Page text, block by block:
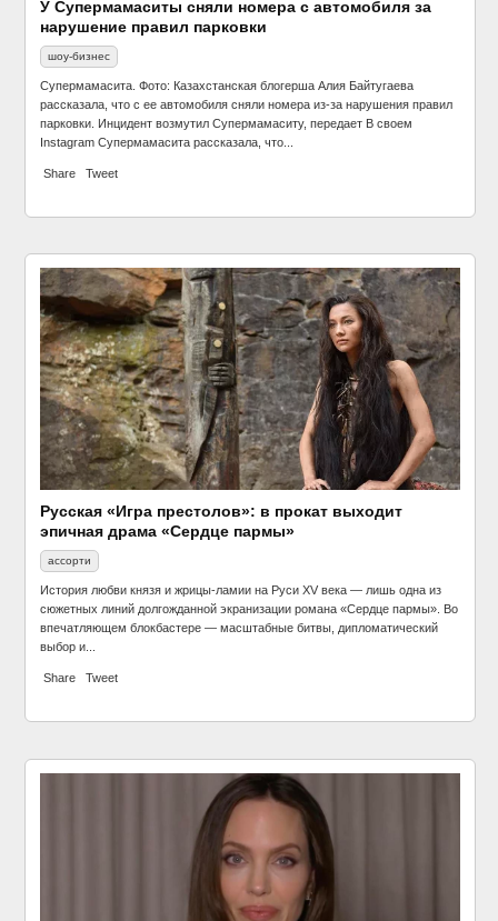
У Супермамаситы сняли номера с автомобиля за
нарушение правил парковки
шоу-бизнес
Супермамасита. Фото: Казахстанская блогерша Алия Байтугаева
рассказала, что с ее автомобиля сняли номера из-за нарушения правил
парковки. Инцидент возмутил Супермамаситу, передает В своем
Instagram Супермамасита рассказала, что...
Share Tweet
Русская «Игра престолов»: в прокат выходит
эпичная драма «Сердце пармы»
ассорти
История любви князя и жрицы-ламии на Руси XV века — лишь одна из
сюжетных линий долгожданной экранизации романа «Сердце пармы». Во
впечатляющем блокбастере — масштабные битвы, дипломатический
выбор и...
Share Tweet
Фильмы кинокомпании Walt Disney возглавили
кино
Кинопремия «Золотой Орёл» представила список